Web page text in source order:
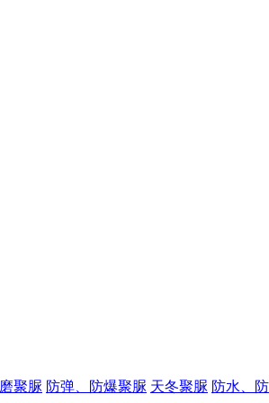
聚脲 防弹、防爆聚脲 天冬聚脲 防水、